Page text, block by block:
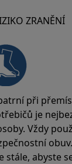
ZRANĚNÍ
při
je
Vždy
stále, abyste